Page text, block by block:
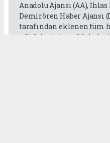
Anadolu Ajansı (AA), İhlas
Demirören Haber Ajansı
tarafından eklenen tüm
editörlerinin müdahalesi